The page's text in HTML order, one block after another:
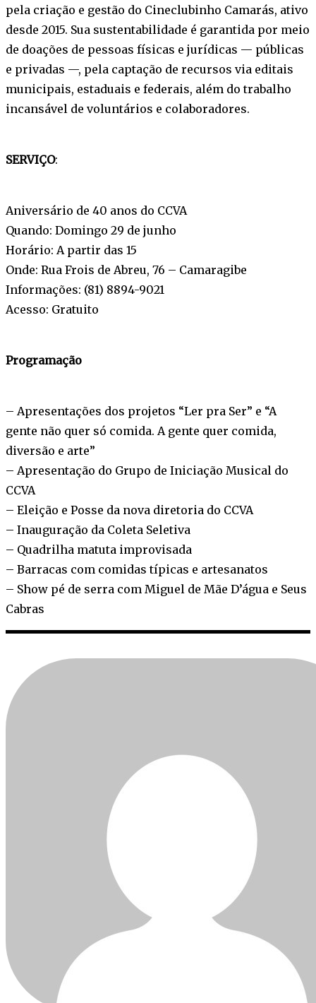
pela criação e gestão do Cineclubinho Camarás, ativo
desde 2015. Sua sustentabilidade é garantida por meio
de doações de pessoas físicas e jurídicas — públicas
e privadas —, pela captação de recursos via editais
municipais, estaduais e federais, além do trabalho
incansável de voluntários e colaboradores.
SERVIÇO:
Aniversário de 40 anos do CCVA
Quando: Domingo 29 de junho
Horário: A partir das 15
Onde: Rua Frois de Abreu, 76 – Camaragibe
Informações: (81) 8894-9021
Acesso: Gratuito
Programação
– Apresentações dos projetos “Ler pra Ser” e “A
gente não quer só comida. A gente quer comida,
diversão e arte”
– Apresentação do Grupo de Iniciação Musical do
CCVA
– Eleição e Posse da nova diretoria do CCVA
– Inauguração da Coleta Seletiva
– Quadrilha matuta improvisada
– Barracas com comidas típicas e artesanatos
– Show pé de serra com Miguel de Mãe D’água e Seus
Cabras